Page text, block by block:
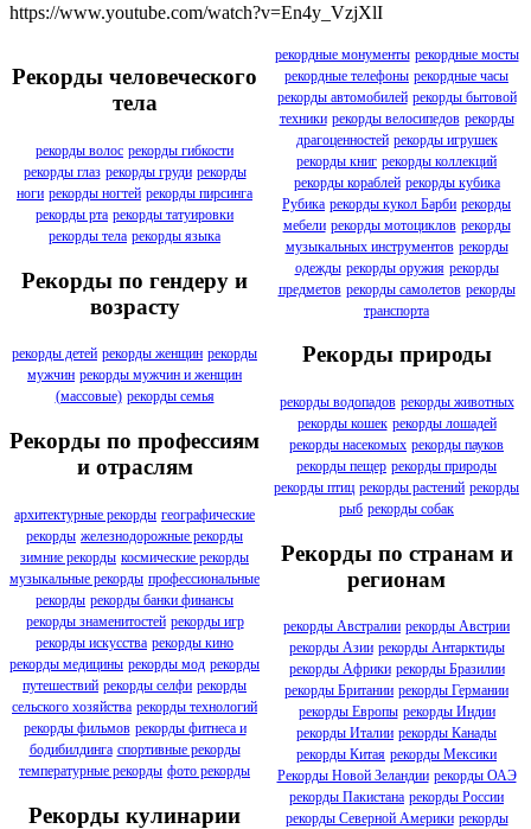
https://www.youtube.com/watch?v=En4y_VzjXlI
Рекорды человеческого
тела
рекорды волос рекорды гибкости
рекорды глаз рекорды груди рекорды
ноги рекорды ногтей рекорды пирсинга
рекорды рта рекорды татуировки
рекорды тела рекорды языка
Рекорды по гендеру и
возрасту
рекорды детей рекорды женщин рекорды
мужчин рекорды мужчин и женщин
(массовые) рекорды семья
Рекорды по профессиям
и отраслям
архитектурные рекорды географические
рекорды железнодорожные рекорды
зимние рекорды космические рекорды
музыкальные рекорды профессиональные
рекорды рекорды банки финансы
рекорды знаменитостей рекорды игр
рекорды искусства рекорды кино
рекорды медицины рекорды мод рекорды
путешествий рекорды селфи рекорды
сельского хозяйства рекорды технологий
рекорды фильмов рекорды фитнеса и
бодибилдинга спортивные рекорды
температурные рекорды фото рекорды
Рекорды кулинарии
рекордные монументы рекордные мосты
рекордные телефоны рекордные часы
рекорды автомобилей рекорды бытовой
техники рекорды велосипедов рекорды
драгоценностей рекорды игрушек
рекорды книг рекорды коллекций
рекорды кораблей рекорды кубика
Рубика рекорды кукол Барби рекорды
мебели рекорды мотоциклов рекорды
музыкальных инструментов рекорды
одежды рекорды оружия рекорды
предметов рекорды самолетов рекорды
транспорта
Рекорды природы
рекорды водопадов рекорды животных
рекорды кошек рекорды лошадей
рекорды насекомых рекорды пауков
рекорды пещер рекорды природы
рекорды птиц рекорды растений рекорды
рыб рекорды собак
Рекорды по странам и
регионам
рекорды Австралии рекорды Австрии
рекорды Азии рекорды Антарктиды
рекорды Африки рекорды Бразилии
рекорды Британии рекорды Германии
рекорды Европы рекорды Индии
рекорды Италии рекорды Канады
рекорды Китая рекорды Мексики
Рекорды Новой Зеландии рекорды ОАЭ
рекорды Пакистана рекорды России
рекорды Северной Америки рекорды